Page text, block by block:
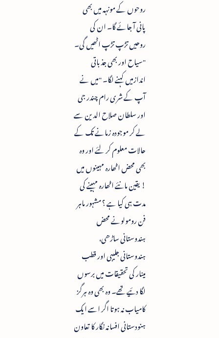
روحوں کے مونہہ میں بھی
پانی آ جائے گا۔ ان کی
روحیں تڑپ تڑپ اٹھیں گی۔
"سیاح اور بھی جذباتی
اندازمیں کہنے لگا۔ "میں نے
آپ کے شری رام چندر جی
اور سلطان صلاح الدین سے
لے کر موجودہ زمانے تک کے
حالات معلوم کر لئے اور وہ
بھی محض اٹھارہ مہینوں میں
! یقین مانئے اٹھارہ مہینے کی
مدت ہی کیا ہے ؟ مشہور ماہر
فن رومولونے محض
ہندوستانی ساڑھی،
ہندوستانی جلیبی اور قطب
مینار کی تحقیقات میں برسوں
لگا دئیے تھے۔ وہ بھی وہ ہرگز
کامیاب نہ ہوتا اگر اسے ایک
ہنودستانی افسانہ نگار کا تعاون